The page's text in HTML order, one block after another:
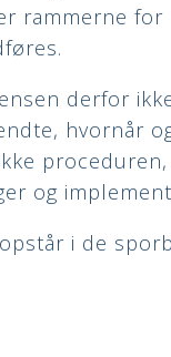
rammerne for
derfor
hvornår
og
i de